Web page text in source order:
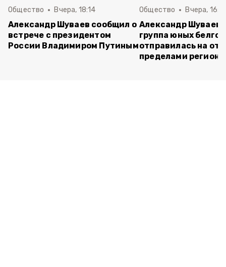
Общество Вчера, 18:14
Александр Шуваев сообщил о
встрече с президентом
России Владимиром Путиным
Общество Вчера,
Александр Шуваев:
группа юных
отправилась на
пределами региона